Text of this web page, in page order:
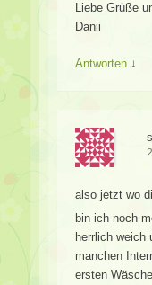
Liebe Grüße
Danii
Antworten ↓
also jetzt wo
bin ich noch
herrlich weich
manchen
ersten